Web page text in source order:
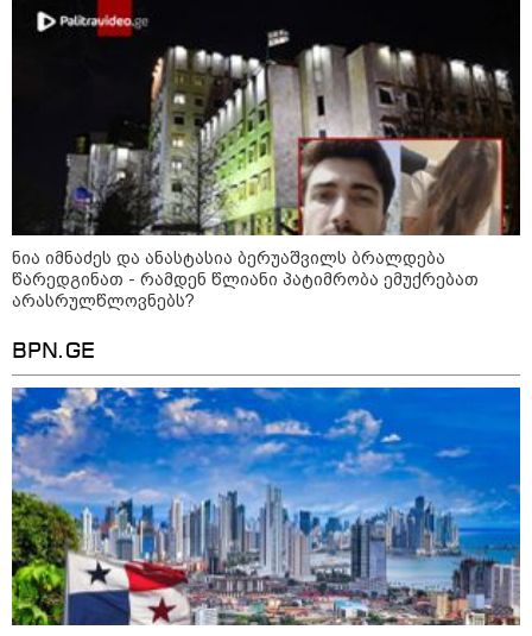
ვაშინგტონს რაკეტების დეფიციტი აქვს? -
მედიის ცნობით, დონალდ ტრამპი პიტ
ჰეგსეთს დაუპირისპირდა: დეტალები
23:15 / 06-08-2026
“არ მინდა, ბაიდენივით
სცენიდან გადავარდეს“ -
დონალდ ტრამპის სიტყვით
გამოსვლისას დამსწრეები
სახალისო შემთხვევის მოწმენი
გახდნენ
ნია იმნაძეს და ანასტასია ბერუაშვილს ბრალდება
წარედგინათ - რამდენ წლიანი პატიმრობა ემუქრებათ
არასრულწლოვნებს?
BPN.GE